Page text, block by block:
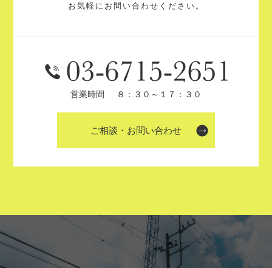
お気軽にお問い合わせください。
営業時間 ８：３０～１７：３０
ご相談・お問い合わせ